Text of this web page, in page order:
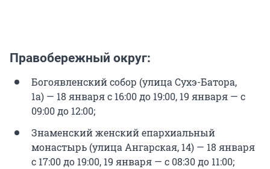
Правобережный округ:
Богоявленский собор (улица Сухэ-Батора,
1а) — 18 января с 16:00 до 19:00, 19 января — с
09:00 до 12:00;
Знаменский женский епархиальный
монастырь (улица Ангарская, 14) — 18 января
с 17:00 до 19:00, 19 января — с 08:30 до 11:00;